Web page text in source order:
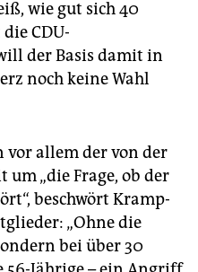
wie gut sich 40
CDU-
der Basis damit in
noch keine Wahl
vor allem der von der
um „die Frage, ob der
beschwört Kramp-
„Ohne die
bei über 30